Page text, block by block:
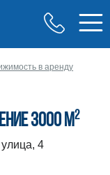
в аренду
3000 м2
4